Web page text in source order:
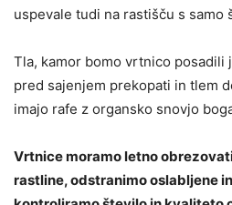
uspevale tudi na rastišču s samo
Tla, kamor bomo vrtnico posadili
pred sajenjem prekopati in tlem
imajo rafe z organsko snovjo
Vrtnice moramo letno
rastline, odstranimo oslabljene